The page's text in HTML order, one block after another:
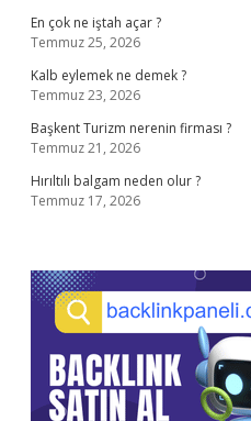
En çok ne iştah açar ?
Temmuz 25, 2026
Kalb eylemek ne demek ?
Temmuz 23, 2026
Başkent Turizm nerenin firması ?
Temmuz 21, 2026
Hırıltılı balgam neden olur ?
Temmuz 17, 2026